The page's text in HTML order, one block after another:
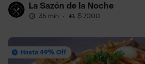
La Sazón de la Noche
35 min · $ 7000
Hasta 49% Off